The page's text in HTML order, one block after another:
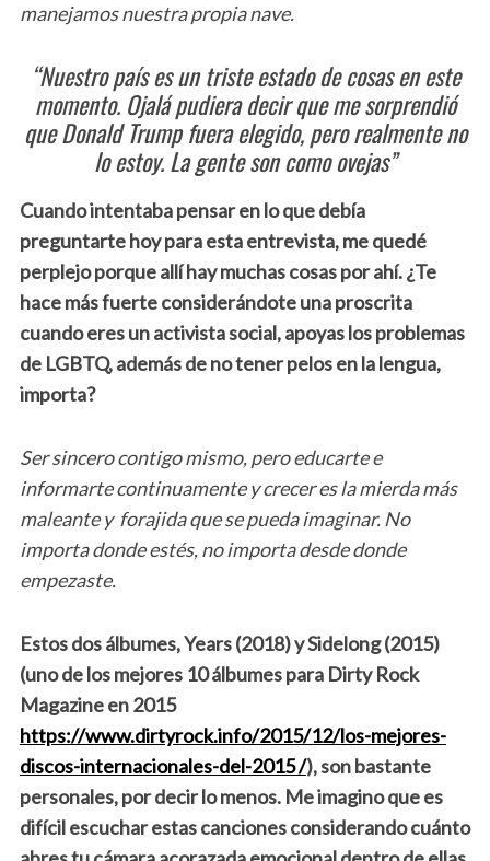
manejamos nuestra propia nave.
“Nuestro país es un triste estado de cosas en este
momento. Ojalá pudiera decir que me sorprendió
que Donald Trump fuera elegido, pero realmente no
lo estoy. La gente son como ovejas”
Cuando intentaba pensar en lo que debía
preguntarte hoy para esta entrevista, me quedé
perplejo porque allí hay muchas cosas por ahí. ¿Te
hace más fuerte considerándote una proscrita
cuando eres un activista social, apoyas los problemas
de LGBTQ, además de no tener pelos en la lengua,
importa?
Ser sincero contigo mismo, pero educarte e
informarte continuamente y crecer es la mierda más
maleante y forajida que se pueda imaginar. No
importa donde estés, no importa desde donde
empezaste.
Estos dos álbumes, Years (2018) y Sidelong (2015)
(uno de los mejores 10 álbumes para Dirty Rock
Magazine en 2015
https://www.dirtyrock.info/2015/12/los-mejores-
discos-internacionales-del-2015 /), son bastante
personales, por decir lo menos. Me imagino que es
difícil escuchar estas canciones considerando cuánto